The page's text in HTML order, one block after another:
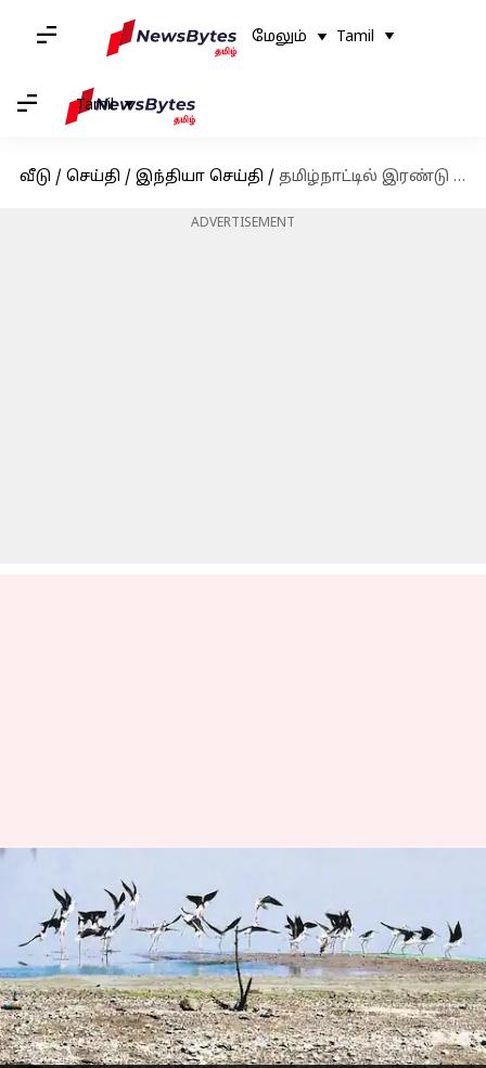
மேலும் Tamil
Tamil
வீடு / செய்தி / இந்தியா செய்தி / தமிழ்நாட்டில் இரண்டு புதிய ராம்சார் தளங்கள்; உலக சதுப்பு நில தினத்தில் முதல்வர் மு.க.ஸ்டாலின் அறிவிப்பு
ADVERTISEMENT
தமிழ்நாட்டில் இரண்டு
புதிய ராம்சார் தளங்கள்;
உலக சதுப்பு நில
தினத்தில் முதல்வர்
மு.க.ஸ்டாலின் அறிவிப்பு
எழுதியவர் Sekar Chinnappan Feb 02, 2025 04:34 pm